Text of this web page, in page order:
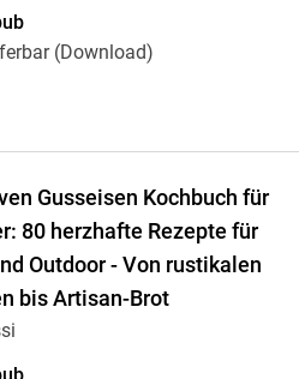
(Download)
Gusseisen Kochbuch für
80 herzhafte Rezepte für
Outdoor - Von rustikalen
bis Artisan-Brot